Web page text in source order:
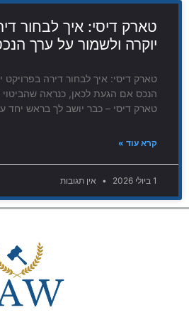
טארק דיסי: איך לבחור
יוקרה ולשמור על ערך
טארק דיסי: איך לבחור דירה בפרויקט
הנכס אם הגעת לכאן, כנראה
טארק דיסי – כבר יושב לך בראש
קרא עוד »
1 ביולי 2026 אין תגובות